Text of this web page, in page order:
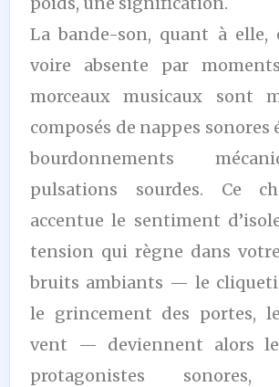
La bande-son, quant à elle,
voire absente par
morceaux musicaux sont
composés de nappes sonores
bourdonnements
pulsations sourdes. Ce
accentue le sentiment
tension qui règne dans
bruits ambiants — le
le grincement des portes,
vent — deviennent alors
protagonistes sonores,